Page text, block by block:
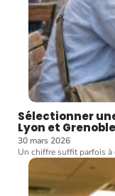
Sélectionner
Lyon et
30 mars 2026
Un chiffre suffit parfois